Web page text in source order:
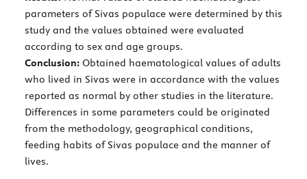
parameters of Sivas populace were determined by this
study and the values obtained were evaluated
according to sex and age groups.
Conclusion: Obtained haematological values of adults
who lived in Sivas were in accordance with the values
reported as normal by other studies in the literature.
Differences in some parameters could be originated
from the methodology, geographical conditions,
feeding habits of Sivas populace and the manner of
lives.